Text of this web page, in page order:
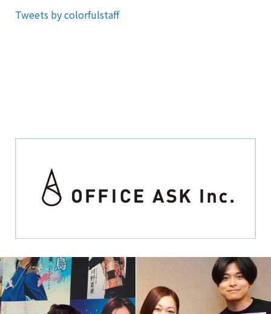
Tweets by colorfulstaff